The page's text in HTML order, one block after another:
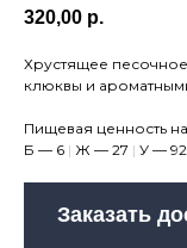
320,00 р.
Хрустящее
клюквы и
Пищевая ценность
Б — 6 | Ж — 27 | У — 92
Заказать